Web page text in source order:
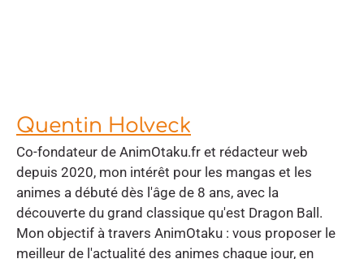
Quentin Holveck
Co-fondateur de AnimOtaku.fr et rédacteur web
depuis 2020, mon intérêt pour les mangas et les
animes a débuté dès l'âge de 8 ans, avec la
découverte du grand classique qu'est Dragon Ball.
Mon objectif à travers AnimOtaku : vous proposer le
meilleur de l'actualité des animes chaque jour, en